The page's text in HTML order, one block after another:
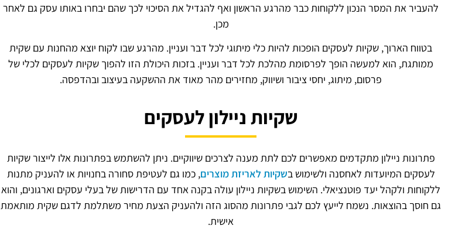
להעביר את המסר הנכון ללקוחות כבר מהרגע הראשון ואף להגדיל את הסיכוי לכך שהם יבחרו באותו עסק גם לאחר
מכן.
בטווח הארוך, שקיות לעסקים הופכות להיות כלי מיתוגי לכל דבר ועניין. מהרגע שבו לקוח יוצא מהחנות עם שקית
ממותגת, הוא למעשה הופך לפרסומת מהלכת לכל דבר ועניין. בזכות היכולת הזו להפוך שקיות לעסקים לכלי של
פרסום, מיתוג, יחסי ציבור ושיווק, מחזירים מהר מאוד את ההשקעה בעיצוב ובהדפסה.
שקיות ניילון לעסקים
פתרונות ניילון מתקדמים מאפשרים לכם לתת מענה לצרכים שיווקיים. ניתן להשתמש בפתרונות אלו לייצור שקיות
לעסקים המיועדות לאחסנה ולשימוש בשקיות לאריזת מוצרים, כמו גם לעטיפת סחורה בחנויות או להעניק מתנות
ללקוחות ולקהל יעד פוטנציאלי. השימוש בשקיות ניילון עולה בקנה אחד עם הדרישות של בעלי עסקים וארגונים, והוא
גם חוסך בהוצאות. נשמח לייעץ לכם לגבי פתרונות מהסוג הזה ולהעניק הצעת מחיר משתלמת לדגם שקית מותאמת
אישית.